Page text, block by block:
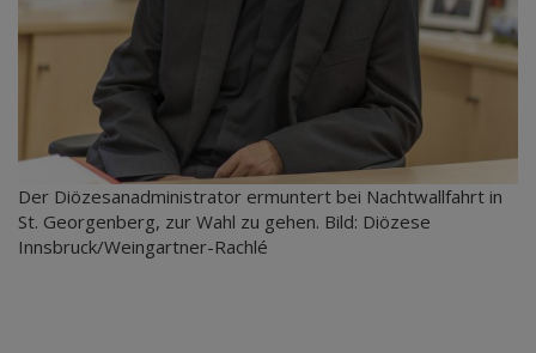
Der Diözesanadministrator ermuntert bei Nachtwallfahrt in
St. Georgenberg, zur Wahl zu gehen. Bild: Diözese
Innsbruck/Weingartner-Rachlé